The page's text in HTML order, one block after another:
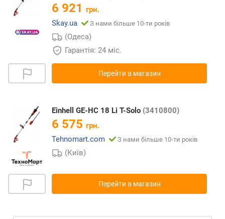
6 921 грн.
Skay.ua
З нами більше 10-ти років
(Одеса)
Гарантія: 24 міс.
Перейти в магазин
Einhell GE-HC 18 Li T-Solo (3410800)
6 575 грн.
Tehnomart.com
З нами більше 10-ти років
(Київ)
Перейти в магазин